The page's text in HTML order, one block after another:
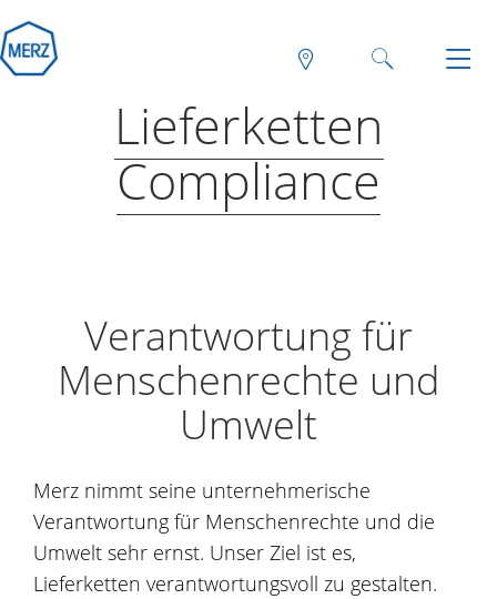
Lieferketten
Compliance
Verantwortung für
Menschenrechte und
Umwelt
Merz nimmt seine unternehmerische
Verantwortung für Menschenrechte und die
Umwelt sehr ernst. Unser Ziel ist es,
Lieferketten verantwortungsvoll zu gestalten.